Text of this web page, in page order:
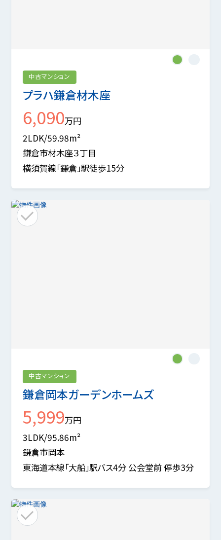
プラハ鎌倉材木座
中古マンション
6,090万円
2LDK/59.98m²
鎌倉市材木座３丁目
横須賀線「鎌倉」駅徒歩15分
鎌倉岡本ガーデンホームズ
中古マンション
5,999万円
3LDK/95.86m²
鎌倉市岡本
東海道本線「大船」駅バス4分 公会堂前 停歩3分